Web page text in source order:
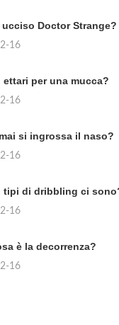
ucciso Doctor Strange?
16
ettari per una mucca?
16
si ingrossa il naso?
16
tipi di dribbling ci
16
è la decorrenza?
16